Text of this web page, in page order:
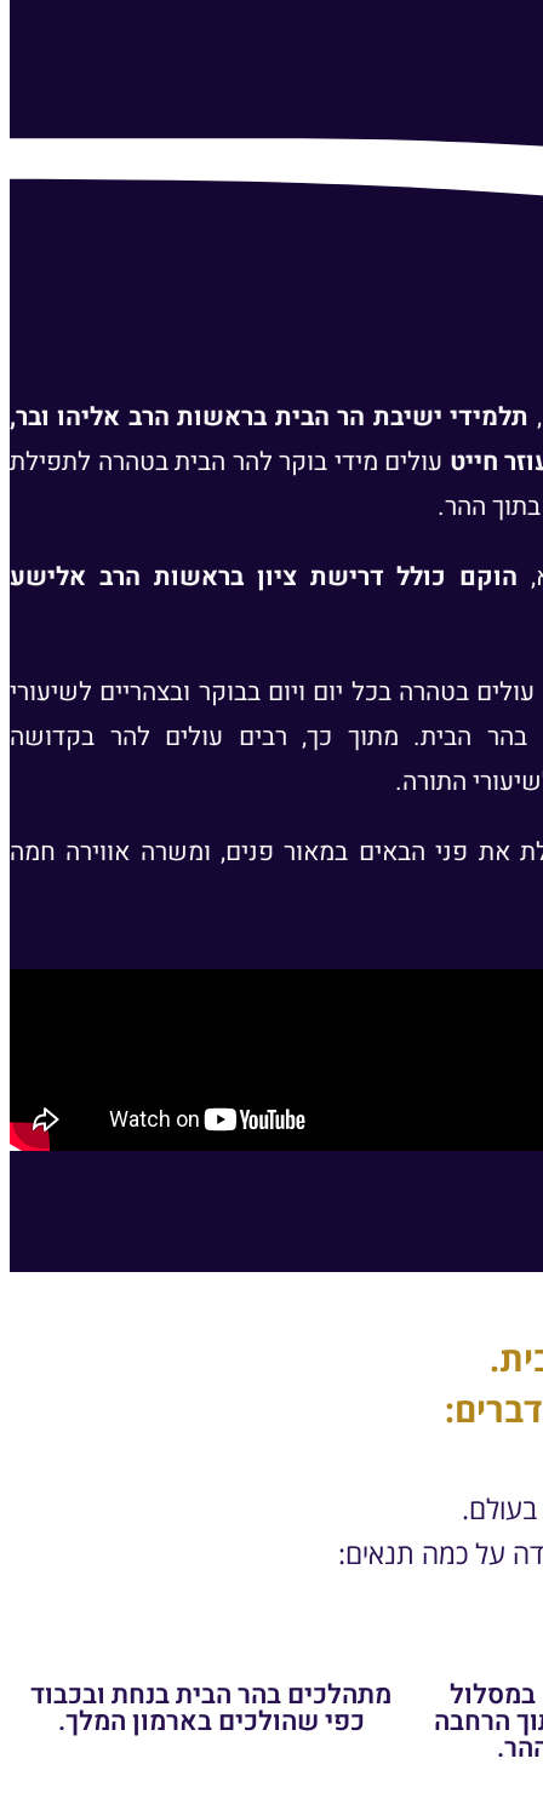
תלמידי ישיבת הר הבית בראשות הרב אליהו ובר,
חייט עולים מידי בוקר להר הבית בטהרה לתפילת
ההר.
הוקם כולל דרישת ציון בראשות הרב אלישע
בטהרה בכל יום ויום בבוקר ובצהריים לשיעורי
בהר הבית. מתוך כך, רבים עולים להר בקדושה
התורה.
את פני הבאים במאור פנים, ומשרה אווירה חמה
על כמה תנאים:
במסלול
הרחבה
מתהלכים בהר הבית בנחת ובכבוד
כפי שהולכים בארמון המלך.